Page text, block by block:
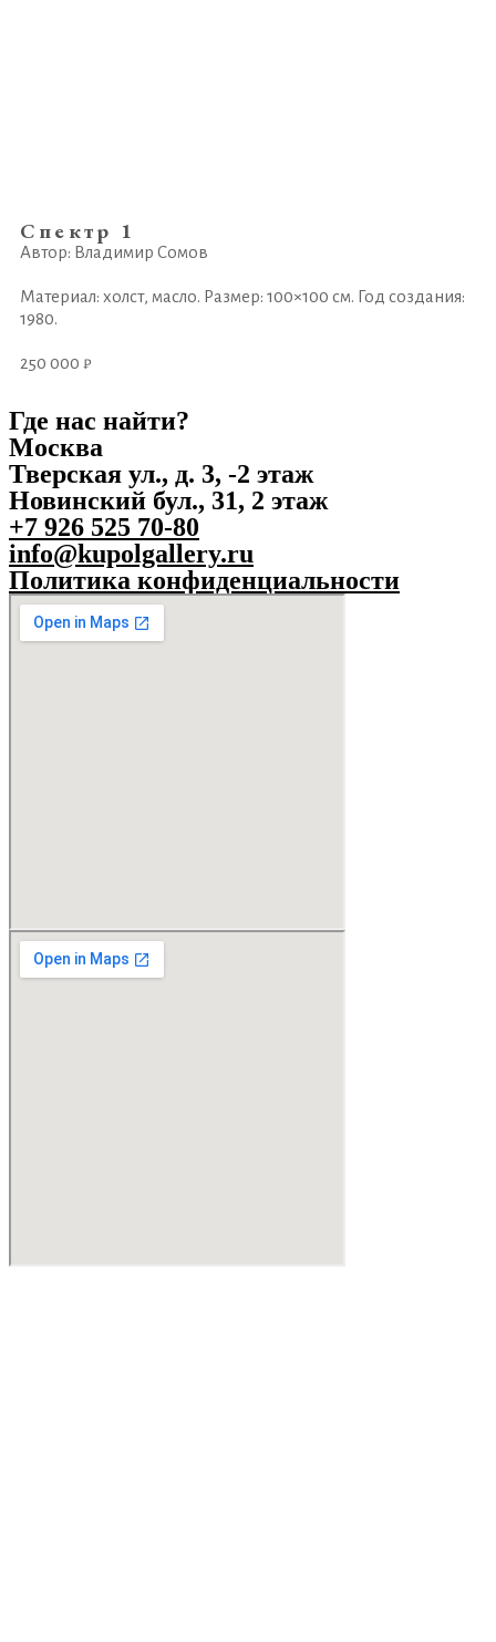
Спектр 1
Автор: Владимир Сомов
Материал: холст, масло. Размер: 100×100 см. Год создания:
1980.
250 000 ₽
Где нас найти?
Москва
Тверская ул., д. 3, -2 этаж
Новинский бул., 31, 2 этаж
+7 926 525 70-80
info@kupolgallery.ru
Политика конфиденциальности